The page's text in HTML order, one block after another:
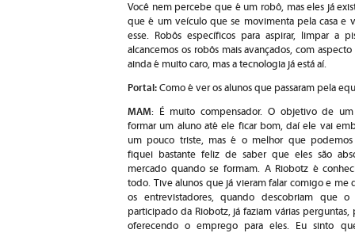
Você nem percebe que é um robô, mas eles já
que é um veículo que se movimenta pela casa e
esse. Robôs específicos para aspirar, limpar a
alcancemos os robôs mais avançados, com
ainda é muito caro, mas a tecnologia já está aí.
Portal: Como é ver os alunos que passaram pela
MAM: É muito compensador. O objetivo de
formar um aluno até ele ficar bom, daí ele vai
um pouco triste, mas é o melhor que podemos
fiquei bastante feliz de saber que eles são
mercado quando se formam. A Riobotz é
todo. Tive alunos que já vieram falar comigo e me
os entrevistadores, quando descobriam que o
participado da Riobotz, já faziam várias perguntas,
oferecendo o emprego para eles. Eu sinto